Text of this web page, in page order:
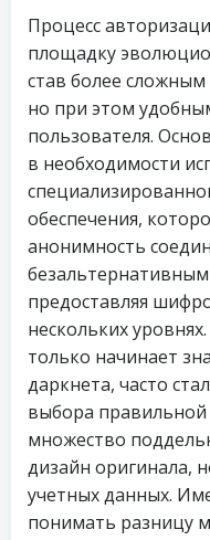
Процесс
площадку
став более сложным
но при этом
пользователя.
в необходимости
обеспечения,
анонимность
предоставляя
нескольких
только начинает
даркнета, часто
выбора правильной
множество
дизайн оригинала,
учетных данных.
понимать разницу